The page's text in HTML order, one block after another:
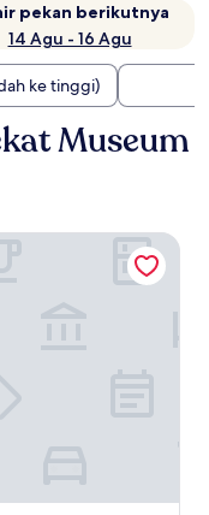
pekan berikutnya
14 Agu - 16 Agu
ke tinggi)
Museum